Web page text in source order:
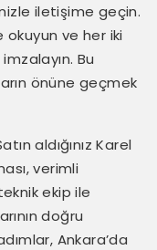
iletişime geçin.
ve her iki
Bu
önüne geçmek
aldığınız Karel
verimli
ekip ile
doğru
Ankara’da